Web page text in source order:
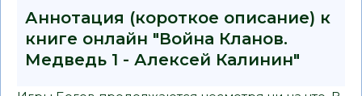
Аннотация (короткое описание) к
книге онлайн "Война Кланов.
Медведь 1 - Алексей Калинин"